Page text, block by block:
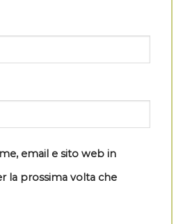
email e sito web in
la prossima volta che